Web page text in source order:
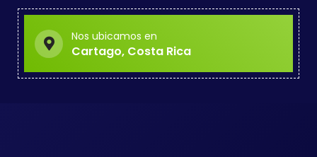
Nos ubicamos en
Cartago, Costa Rica